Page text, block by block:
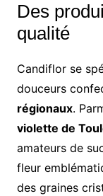
Des
qualité
Candiflor se
douceurs
régionaux.
violette de
amateurs de
fleur
des graines